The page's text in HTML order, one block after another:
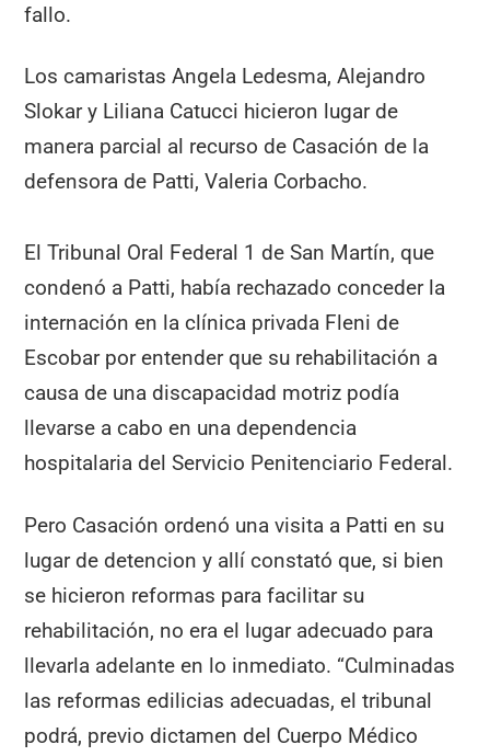
fallo.
Los camaristas Angela Ledesma, Alejandro
Slokar y Liliana Catucci hicieron lugar de
manera parcial al recurso de Casación de la
defensora de Patti, Valeria Corbacho.
El Tribunal Oral Federal 1 de San Martín, que
condenó a Patti, había rechazado conceder la
internación en la clínica privada Fleni de
Escobar por entender que su rehabilitación a
causa de una discapacidad motriz podía
llevarse a cabo en una dependencia
hospitalaria del Servicio Penitenciario Federal.
Pero Casación ordenó una visita a Patti en su
lugar de detencion y allí constató que, si bien
se hicieron reformas para facilitar su
rehabilitación, no era el lugar adecuado para
llevarla adelante en lo inmediato. “Culminadas
las reformas edilicias adecuadas, el tribunal
podrá, previo dictamen del Cuerpo Médico